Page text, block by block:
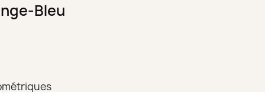
Bleu